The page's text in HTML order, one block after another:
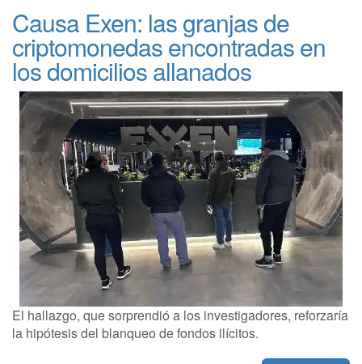
Causa Exen: las granjas de
criptomonedas encontradas en
los domicilios allanados
El hallazgo, que sorprendió a los investigadores, reforzaría
la hipótesis del blanqueo de fondos ilícitos.